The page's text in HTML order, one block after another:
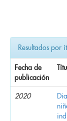
Resultados por
Fecha de
publicación
2020